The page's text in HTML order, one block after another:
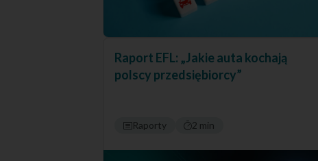
Raport EFL: „Jakie auta kochają
polscy przedsiębiorcy”
Raporty 2 min